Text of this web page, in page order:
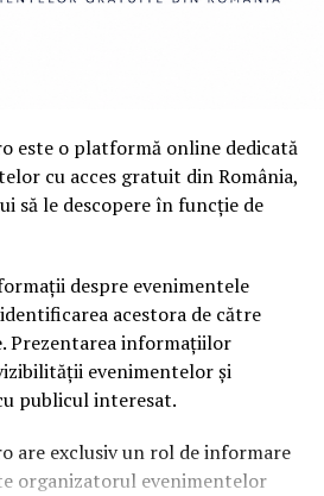
este o platformă online dedicată
cu acces gratuit din România,
să le descopere în funcție de
despre evenimentele
acestora de către
Prezentarea informațiilor
evenimentelor și
publicul interesat.
are exclusiv un rol de informare
organizatorul evenimentelor